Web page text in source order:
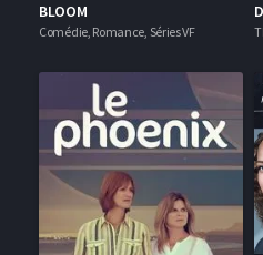
BLOOM
Comédie, Romance, Séries VF